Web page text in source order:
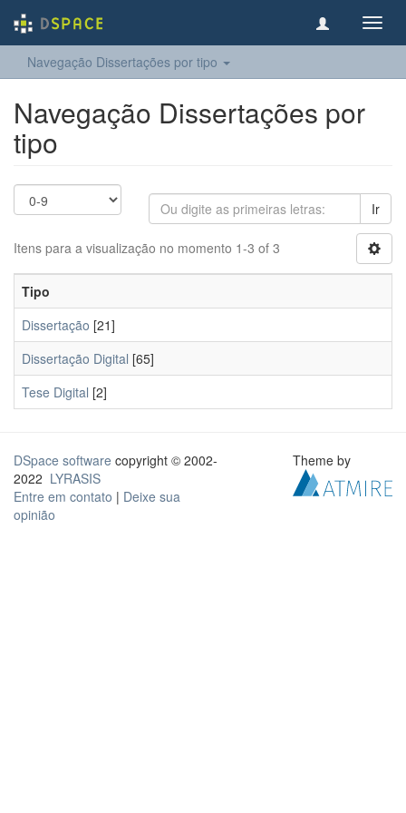
Navegação Dissertações por tipo
Navegação Dissertações por
tipo
Ir
Itens para a visualização no momento 1-3 of 3
Tipo
Dissertação [21]
Dissertação Digital [65]
Tese Digital [2]
DSpace software copyright © 2002-
2022 LYRASIS
Entre em contato | Deixe sua
opinião
Theme by